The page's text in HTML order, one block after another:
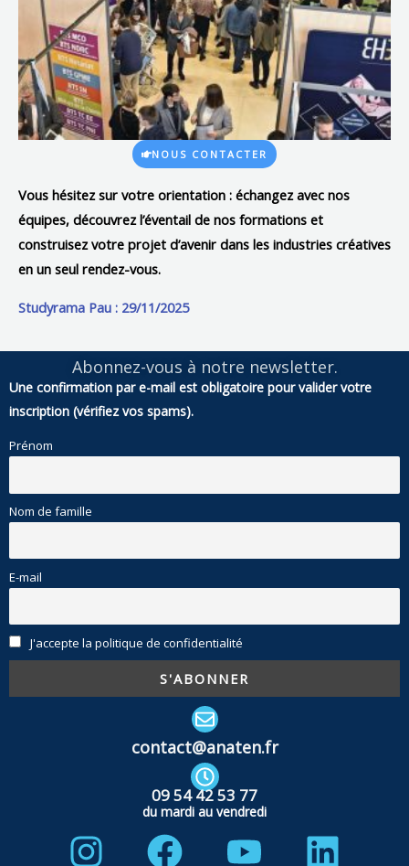
NOUS CONTACTER
Vous hésitez sur votre orientation : échangez avec nos
équipes, découvrez l’éventail de nos formations et
construisez votre projet d’avenir dans les industries créatives
en un seul rendez-vous.
Studyrama Pau : 29/11/2025
Abonnez-vous à notre newsletter.
Une confirmation par e-mail est obligatoire pour valider votre
inscription (vérifiez vos spams).
Prénom
Nom de famille
E-mail
J'accepte la politique de confidentialité
contact@anaten.fr
09 54 42 53 77
du mardi au vendredi
Instagram
Facebook
Youtube